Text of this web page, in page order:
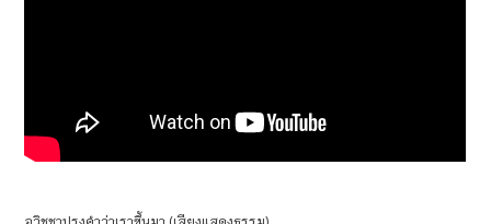
อวิชชาปรุงคำว่าเราขึ้นมา (เสียงแสดงธรรม)